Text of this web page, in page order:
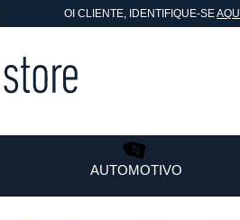
OICLIENTE, IDENTIFIQUE-SEAQUI
AUTOMOTIVO